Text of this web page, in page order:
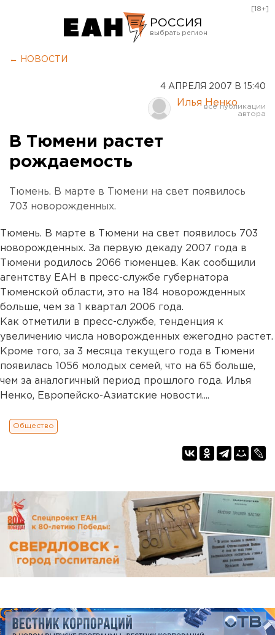
РОССИЯ
Курган
Оренбург
[18+]
← НОВОСТИ
4 АПРЕЛЯ 2007 В 15:40
Илья Ненко
В Тюмени растет
рождаемость
Тюмень. В марте в Тюмени на свет появилось
703 новорожденных.
Тюмень. В марте в Тюмени на свет появилось 703
новорожденных. За первую декаду 2007 года в
Тюмени родилось 2066 тюменцев. Как сообщили
агентству ЕАН в пресс-службе губернатора
Тюменской области, это на 184 новорожденных
больше, чем за 1 квартал 2006 года.
Как отметили в пресс-службе, тенденция к
увеличению числа новорожденных ежегодно растет.
Кроме того, за 3 месяца текущего года в Тюмени
появилась 1056 молодых семей, что на 65 больше,
чем за аналогичный период прошлого года. Илья
Ненко, Европейско-Азиатские новости....
Общество